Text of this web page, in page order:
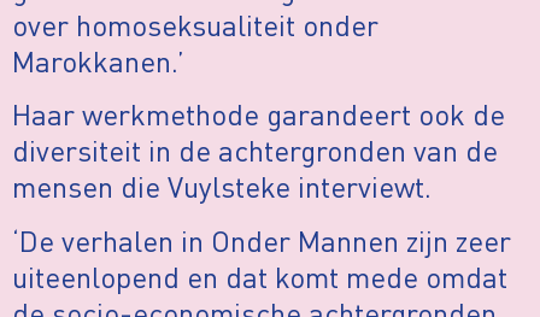
over homoseksualiteit onder
Marokkanen.’
Haar werkmethode garandeert ook de
diversiteit in de achtergronden van de
mensen die Vuylsteke interviewt.
‘De verhalen in Onder Mannen zijn zeer
uiteenlopend en dat komt mede omdat